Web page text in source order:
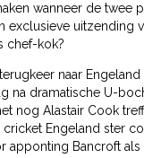
wanneer de twee
exclusieve uitzending
chef-kok?
naar
na dramatische U-
nog Alastair Cook
cricket Engeland ster
apponting Bancroft